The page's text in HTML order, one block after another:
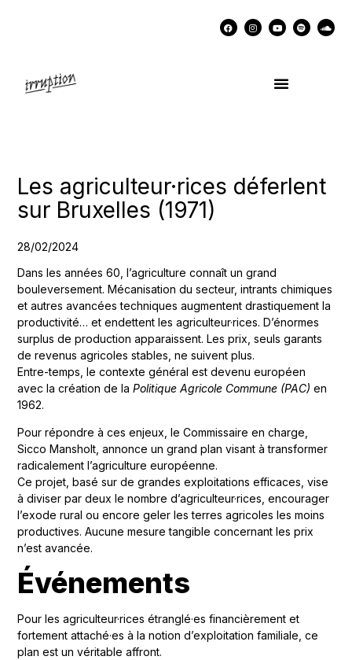
Les agriculteur·rices déferlent
sur Bruxelles (1971)
28/02/2024
Dans les années 60, l’agriculture connaît un grand
bouleversement. Mécanisation du secteur, intrants chimiques
et autres avancées techniques augmentent drastiquement la
productivité… et endettent les agriculteur·rices. D’énormes
surplus de production apparaissent. Les prix, seuls garants
de revenus agricoles stables, ne suivent plus.
Entre-temps, le contexte général est devenu européen
avec la création de laPolitique Agricole Commune (PAC) en
1962.
Pour répondre à ces enjeux, le Commissaire en charge,
Sicco Mansholt, annonce un grand plan visant à transformer
radicalement l’agriculture européenne.
Ce projet, basé sur de grandes exploitations efficaces, vise
à diviser par deux le nombre d’agriculteur·rices, encourager
l’exode rural ou encore geler les terres agricoles les moins
productives. Aucune mesure tangible concernant les prix
n’est avancée.
Événements
Pour les agriculteur·rices étranglé·es financièrement et
fortement attaché·es à la notion d’exploitation familiale, ce
plan est un véritable affront.